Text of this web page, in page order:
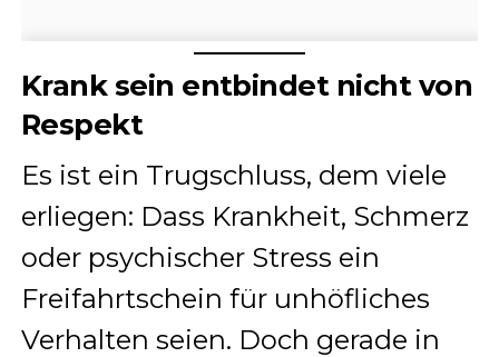
Krank sein entbindet nicht von
Respekt
Es ist ein Trugschluss, dem viele
erliegen: Dass Krankheit, Schmerz
oder psychischer Stress ein
Freifahrtschein für unhöfliches
Verhalten seien. Doch gerade in